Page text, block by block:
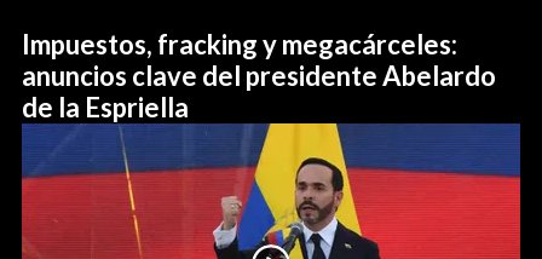
Impuestos, fracking y megacárceles:
anuncios clave del presidente Abelardo
de la Espriella